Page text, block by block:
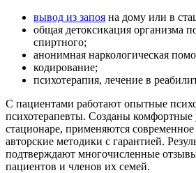
вывод из запоя на дому или в
общая детоксикация организма
спиртного;
анонимная наркологическая
кодирование;
психотерапия, лечение в
С пациентами работают опытные
психотерапевты. Созданы комфортные
стационаре, применяются современное
авторские методики с гарантией.
подтверждают многочисленные
пациентов и членов их семей.